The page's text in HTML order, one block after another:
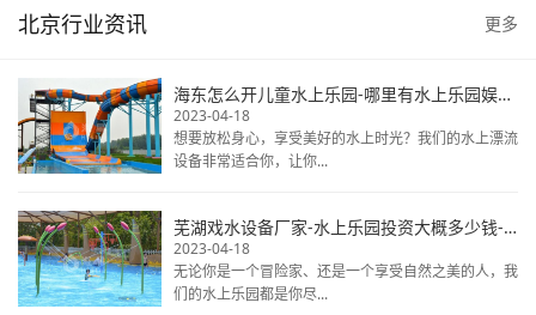
北京行业资讯 更多
海东怎么开儿童水上乐园-哪里有水上乐园娱乐设备-大型水上娱乐设备
2023-04-18
想要放松身心，享受美好的水上时光？我们的水上漂流
设备非常适合你，让你...
芜湖戏水设备厂家-水上乐园投资大概多少钱-水上乐园生产厂家
2023-04-18
无论你是一个冒险家、还是一个享受自然之美的人，我
们的水上乐园都是你尽...